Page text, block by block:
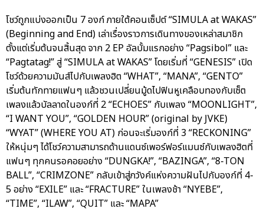
โชว์ถูกแบ่งออกเป็น 7 องก์ ภายใต้คอนเซ็ปต์ “SIMULA at WAKAS”
(Beginning and End) เล่าเรื่องราวการเดินทางของเหล่าสมาชิก
ตั้งแต่เริ่มต้นจนสิ้นสุด จาก 2 EP อัลบั้มแรกอย่าง “Pagsibol” และ
“Pagtatag!” สู่ “SIMULA at WAKAS” โดยเริ่มที่ “GENESIS” เปิด
โชว์ด้วยความมันส์ไปกับเพลงฮิต “WHAT”, “MANA”, “GENTO”
เริ่มต้นทักทายแฟนๆ แล้วชวนเปลี่ยนมู้ดไปฟินหูเคลือบทองกับเซ็ต
เพลงแล้วบัลลาดในองก์ที่ 2 “ECHOES” กับเพลง “MOONLIGHT”,
“I WANT YOU”, “GOLDEN HOUR” (original by JVKE)
“WYAT” (WHERE YOU AT) ก่อนจะเริ่มองก์ที่ 3 “RECKONING”
ให้หนุ่มๆ ได้โชว์ความสามารถด้านแดนซ์เพอร์ฟอร์แมนซ์กับเพลงฮิตที่
แฟนๆ ทุกคนรอคอยอย่าง “DUNGKA!”, “BAZINGA”, “8-TON
BALL”, “CRIMZONE” กลับเข้าสู่ภวังค์แห่งความฝันไปกับองก์ที่ 4-
5 อย่าง “EXILE” และ “FRACTURE” ในเพลงช้า “NYEBE”,
“TIME”, “ILAW”, “QUIT” และ “MAPA”